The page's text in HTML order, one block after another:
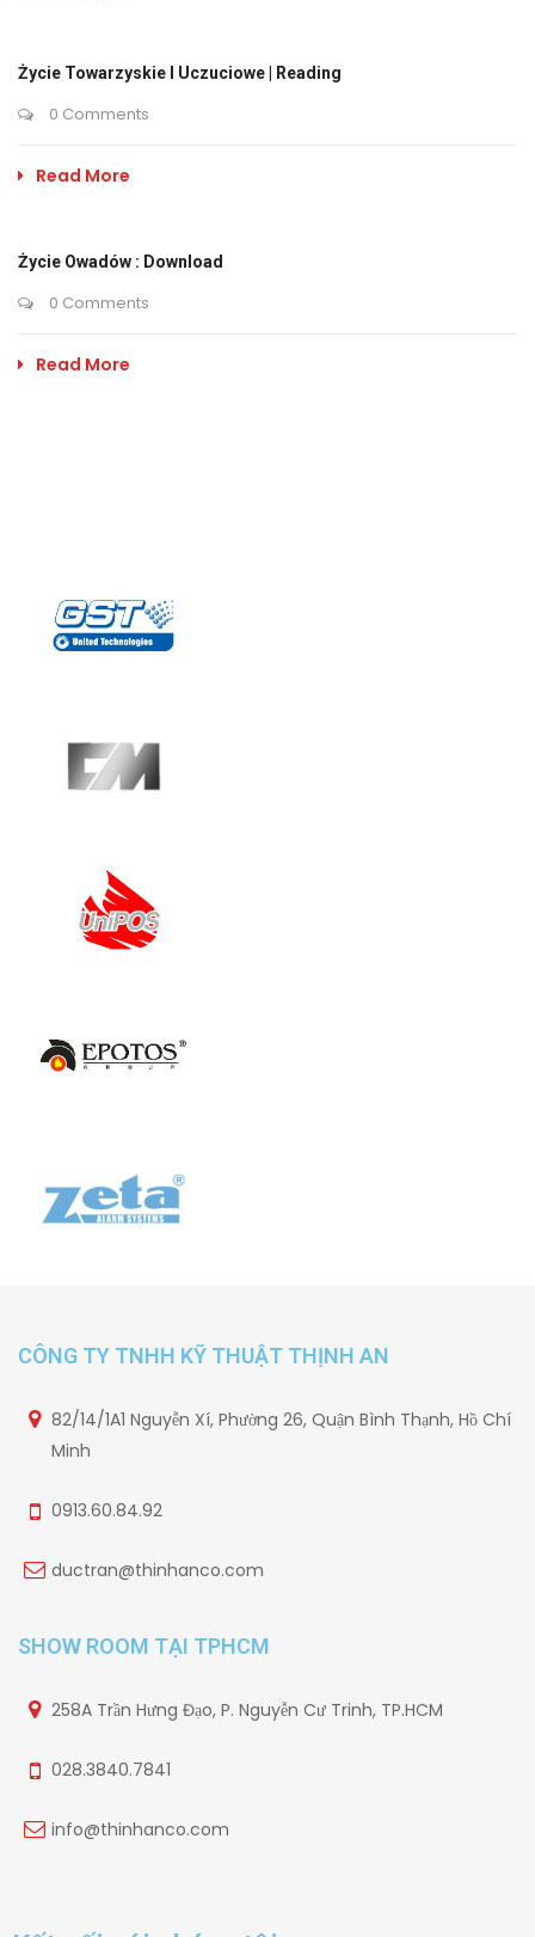
Życie Towarzyskie I Uczuciowe | Reading
0 Comments
Read More
Życie Owadów : Download
0 Comments
Read More
CÔNG TY TNHH KỸ THUẬT THỊNH AN
82/14/1A1 Nguyễn Xí, Phường 26, Quận Bình Thạnh, Hồ Chí
Minh
0913.60.84.92
ductran@thinhanco.com
SHOW ROOM TẠI TPHCM
258A Trần Hưng Đạo, P. Nguyễn Cư Trinh, TP.HCM
028.3840.7841
info@thinhanco.com